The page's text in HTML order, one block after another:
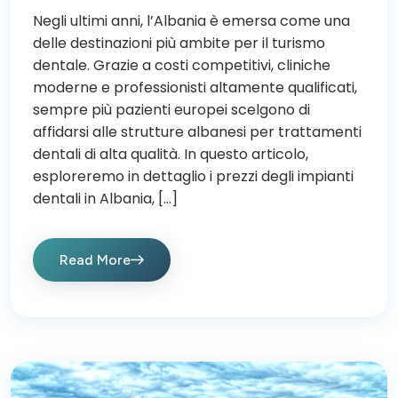
Negli ultimi anni, l’Albania è emersa come una
delle destinazioni più ambite per il turismo
dentale. Grazie a costi competitivi, cliniche
moderne e professionisti altamente qualificati,
sempre più pazienti europei scelgono di
affidarsi alle strutture albanesi per trattamenti
dentali di alta qualità. In questo articolo,
esploreremo in dettaglio i prezzi degli impianti
dentali in Albania, […]
Read More